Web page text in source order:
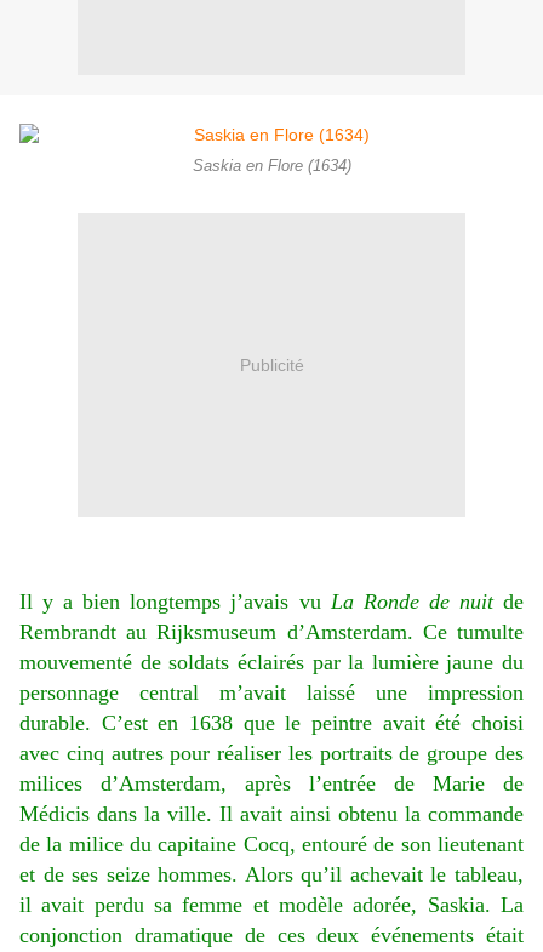
Saskia en Flore (1634)
Publicité
Il y a bien longtemps j’avais vu La Ronde de nuitde
Rembrandt au Rijksmuseum d’Amsterdam. Ce tumulte
mouvementé de soldats éclairés par la lumière jaune du
personnage central m’avait laissé une impression
durable. C’est en 1638 que le peintre avait été choisi
avec cinq autres pour réaliser les portraits de groupe des
milices d’Amsterdam, après l’entrée de Marie de
Médicis dans la ville. Il avait ainsi obtenu la commande
de la milice du capitaine Cocq, entouré de son lieutenant
et de ses seize hommes. Alors qu’il achevait le tableau,
il avait perdu sa femme et modèle adorée, Saskia. La
conjonction dramatique de ces deux événements était